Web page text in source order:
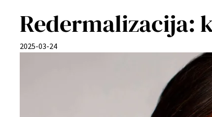
Redermalizacija:
2025-03-24